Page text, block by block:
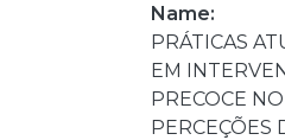
Name:
PRÁTICAS
EM
PRECOCE
PERCEÇÕES